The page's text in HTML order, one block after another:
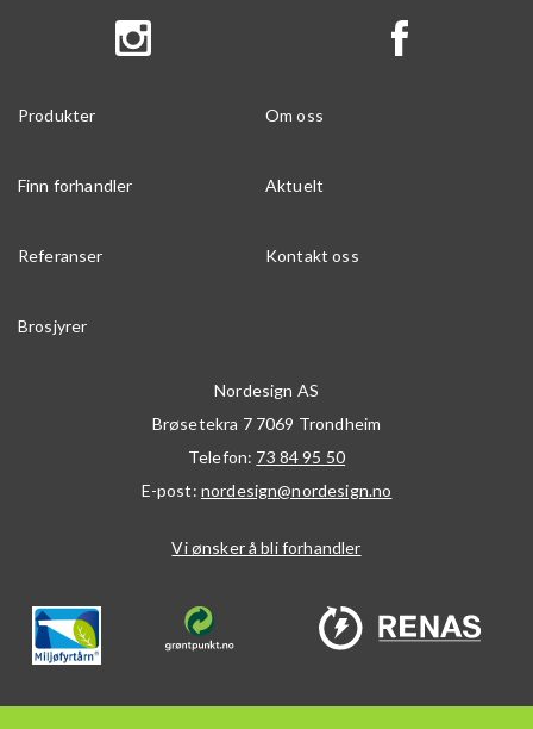
Produkter Om oss
Finn forhandler Aktuelt
Referanser Kontakt oss
Brosjyrer
Nordesign AS
Brøsetekra 7 7069 Trondheim
Telefon: 73 84 95 50
E-post: nordesign@nordesign.no
Vi ønsker å bli forhandler